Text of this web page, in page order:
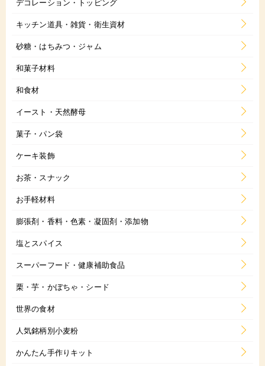
キッチン道具・雑貨・衛生資材
砂糖・はちみつ・ジャム
和菓子材料
和食材
イースト・天然酵母
菓子・パン袋
ケーキ装飾
お茶・スナック
お手軽材料
膨張剤・香料・色素・凝固剤・添加物
塩とスパイス
スーパーフード・健康補助食品
栗・芋・かぼちゃ・シード
世界の食材
人気銘柄別小麦粉
かんたん手作りキット